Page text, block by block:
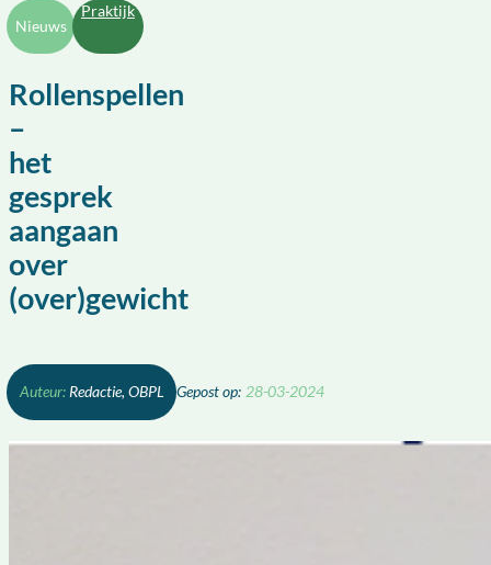
Nieuws
Praktijk
Rollenspellen
–
het
gesprek
aangaan
over
(over)gewicht
Redactie, OBPL 28-03-2024